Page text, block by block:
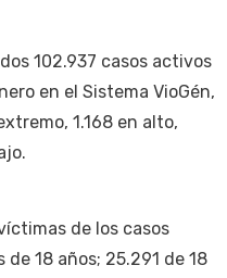
102.937 casos activos
en el Sistema VioGén,
1.168 en alto,
de los casos
18 años; 25.291 de 18